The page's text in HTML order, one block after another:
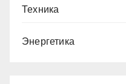
Техника
Энергетика